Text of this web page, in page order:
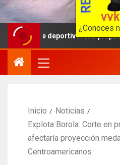
¿Conoces
deportivo: una propuesta para
Inicio
Noticias
Explota Borola: Corte en
afectaría proyección
Centroamericanos